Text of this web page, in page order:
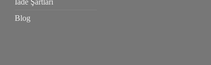
İade Şartları
Blog